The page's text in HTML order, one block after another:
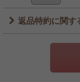
返品特約に関す